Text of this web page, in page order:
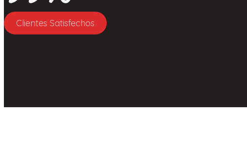
Clientes Satisfechos